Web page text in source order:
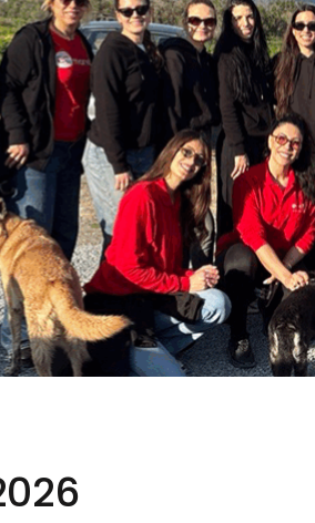
了約60至70
括支持者、社
來自賽普勒斯
夥伴，大家因
公益事業的共
聚一堂。